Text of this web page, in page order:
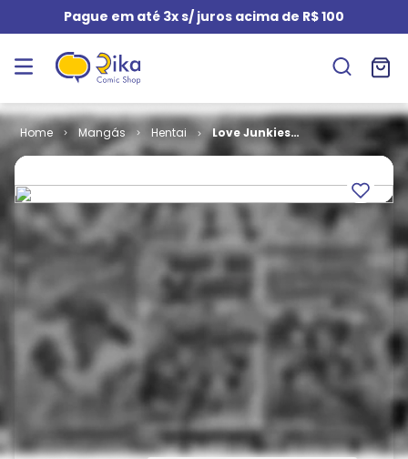
Pague em até 3x s/ juros acima de R$ 100
Mangás Hentai
Love Junkies